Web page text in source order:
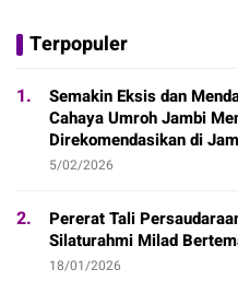
Terpopuler
1.
Semakin Eksis dan
Cahaya Umroh Jambi
Direkomendasikan di
5/02/2026
2.
Pererat Tali
Silaturahmi Milad
18/01/2026